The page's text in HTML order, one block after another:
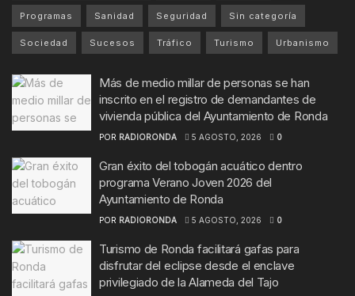
Programas Sanidad Seguridad Sin categoría
Sociedad Sucesos Tráfico Turismo Urbanismo
Más de medio millar de personas se han
inscrito en el registro de demandantes de
vivienda pública del Ayuntamiento de Ronda
POR RADIORONDA 5 AGOSTO, 2026 0
Gran éxito del tobogán acuático dentro
programa Verano Joven 2026 del
Ayuntamiento de Ronda
POR RADIORONDA 5 AGOSTO, 2026 0
Turismo de Ronda facilitará gafas para
disfrutar del eclipse desde el enclave
privilegiado de la Alameda del Tajo